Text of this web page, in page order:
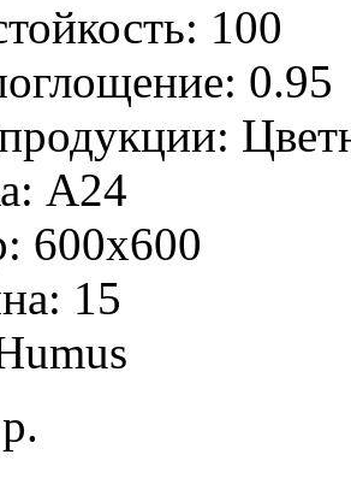
100
0.95
A24
600x600
15